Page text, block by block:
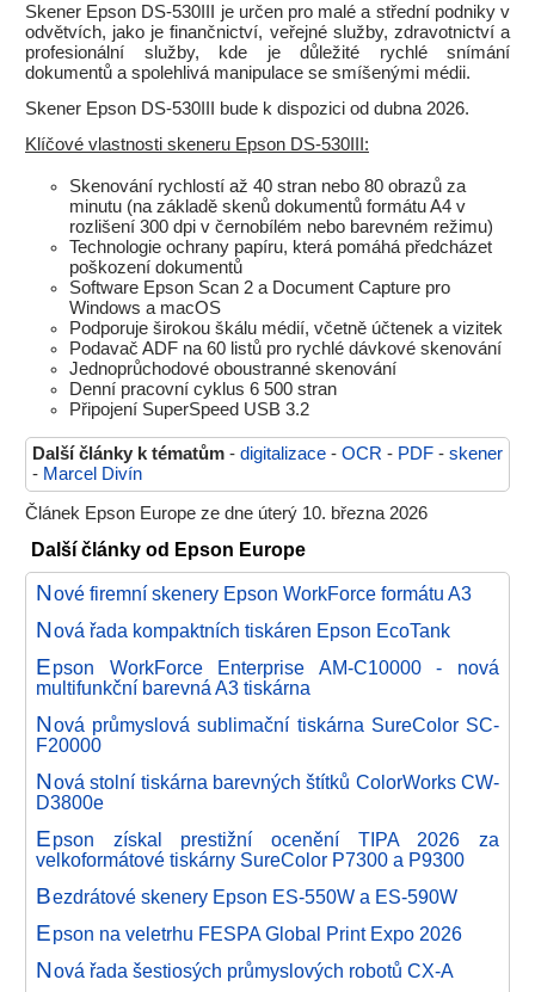
Skener Epson DS-530III je určen pro malé a střední podniky v
odvětvích, jako je finančnictví, veřejné služby, zdravotnictví a
profesionální služby, kde je důležité rychlé snímání
dokumentů a spolehlivá manipulace se smíšenými médii.
Skener Epson DS-530III bude k dispozici od dubna 2026.
Klíčové vlastnosti skeneru Epson DS-530III:
Skenování rychlostí až 40 stran nebo 80 obrazů za
minutu (na základě skenů dokumentů formátu A4 v
rozlišení 300 dpi v černobílém nebo barevném režimu)
Technologie ochrany papíru, která pomáhá předcházet
poškození dokumentů
Software Epson Scan 2 a Document Capture pro
Windows a macOS
Podporuje širokou škálu médií, včetně účtenek a vizitek
Podavač ADF na 60 listů pro rychlé dávkové skenování
Jednoprůchodové oboustranné skenování
Denní pracovní cyklus 6 500 stran
Připojení SuperSpeed USB 3.2
Další články k tématům - digitalizace - OCR - PDF - skener
- Marcel Divín
Článek Epson Europe ze dne úterý 10. března 2026
Další články od Epson Europe
Nové firemní skenery Epson WorkForce formátu A3
Nová řada kompaktních tiskáren Epson EcoTank
Epson WorkForce Enterprise AM-C10000 - nová
multifunkční barevná A3 tiskárna
Nová průmyslová sublimační tiskárna SureColor SC-
F20000
Nová stolní tiskárna barevných štítků ColorWorks CW-
D3800e
Epson získal prestižní ocenění TIPA 2026 za
velkoformátové tiskárny SureColor P7300 a P9300
Bezdrátové skenery Epson ES-550W a ES-590W
Epson na veletrhu FESPA Global Print Expo 2026
Nová řada šestiosých průmyslových robotů CX-A